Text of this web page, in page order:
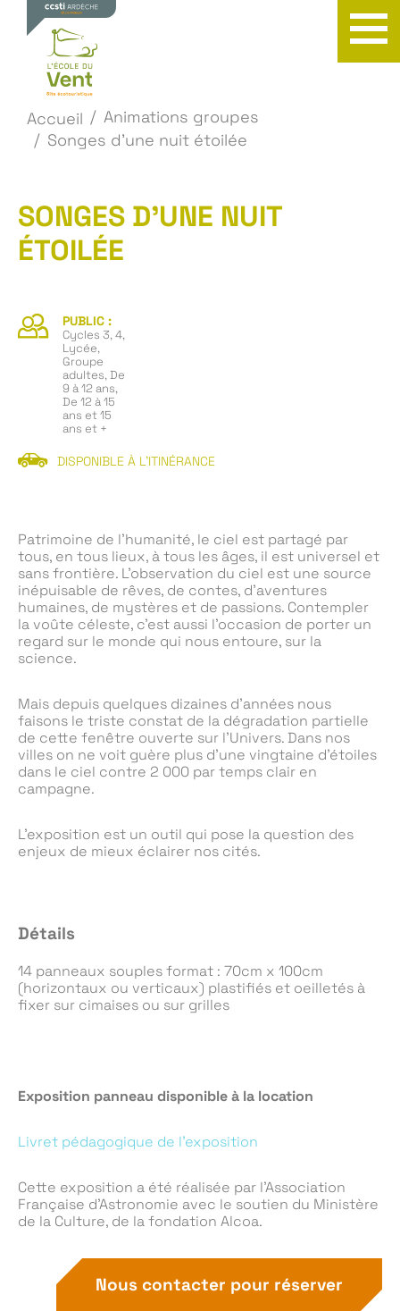
Accueil
Animations groupes
Songes d'une nuit étoilée
SONGES D’UNE NUIT
ÉTOILÉE
PUBLIC :
Cycles 3, 4,
Lycée,
Groupe
adultes, De
9 à 12 ans,
De 12 à 15
ans et 15
ans et +
DISPONIBLE À L'ITINÉRANCE
Patrimoine de l’humanité, le ciel est partagé par
tous, en tous lieux, à tous les âges, il est universel et
sans frontière. L’observation du ciel est une source
inépuisable de rêves, de contes, d’aventures
humaines, de mystères et de passions. Contempler
la voûte céleste, c’est aussi l’occasion de porter un
regard sur le monde qui nous entoure, sur la
science.
Mais depuis quelques dizaines d’années nous
faisons le triste constat de la dégradation partielle
de cette fenêtre ouverte sur l’Univers. Dans nos
villes on ne voit guère plus d’une vingtaine d’étoiles
dans le ciel contre 2 000 par temps clair en
campagne.
L’exposition est un outil qui pose la question des
enjeux de mieux éclairer nos cités.
Détails
14 panneaux souples format : 70cm x 100cm
(horizontaux ou verticaux) plastifiés et oeilletés à
fixer sur cimaises ou sur grilles
Exposition panneau disponible à la location
Livret pédagogique de l’exposition
Cette exposition a été réalisée par l’Association
Française d’Astronomie avec le soutien du Ministère
de la Culture, de la fondation Alcoa.
Nous contacter pour réserver